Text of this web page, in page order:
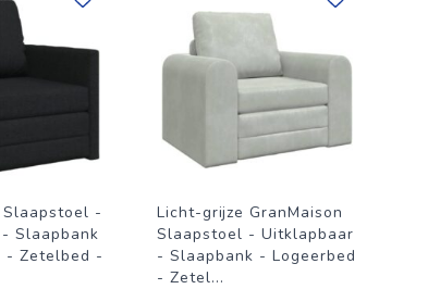
Slaapstoel -
Slaapbank
- Zetelbed -
Licht-grijze GranMaison
Slaapstoel - Uitklapbaar
- Slaapbank - Logeerbed
- Zetel...